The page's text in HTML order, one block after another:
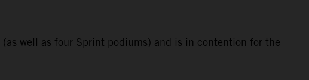
well as four Sprint podiums) and is in contention for the